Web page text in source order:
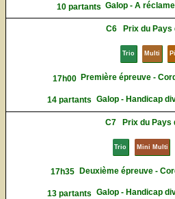
10 partants Galop - A
C6 Prix du Pays
Trio Multi
17h00 Première épreuve -
14 partants Galop - Handicap
C7 Prix du Pays
Trio Mini Multi
17h35 Deuxième épreuve -
13 partants Galop - Handicap